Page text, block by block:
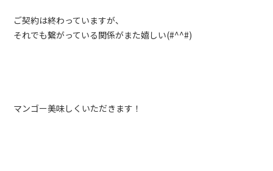
ご契約は終わっていますが、
それでも繋がっている関係がまた嬉しい(#^^#)
マンゴー美味しくいただきます！